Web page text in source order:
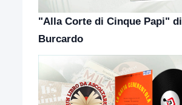
"Alla Corte di Cinque Papi" di
Burcardo